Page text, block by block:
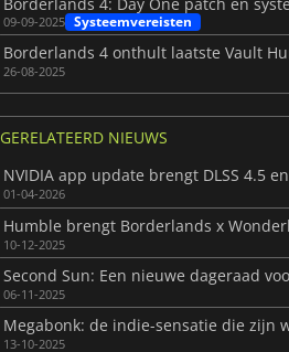
09-09-2025 Systeemvereisten
26-08-2025
GERELATEERD NIEUWS
01-04-2026
10-12-2025
06-11-2025
13-10-2025